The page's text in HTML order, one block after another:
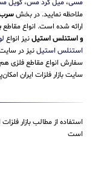
مسی، میل گرد مس، کویل
ملاحظه نمایید. در بخش
ارائه شده است. انواع مقاطع
و استنلس استیلنیز انواع
استنلس استیلنیز در
سفارش انواع مقاطع فلزی
سایت بازار فلزات ایران
استفاده از مطالب بازار
است